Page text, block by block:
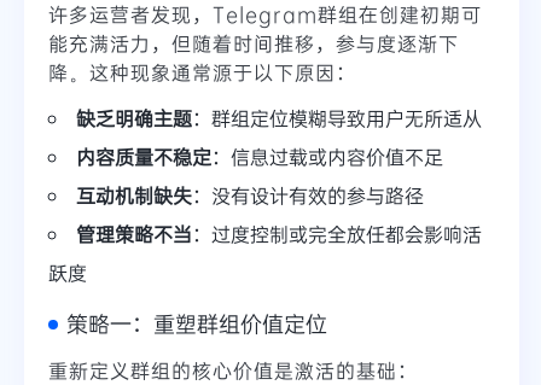
许多运营者发现，Telegram群组在创建初期可
能充满活力，但随着时间推移，参与度逐渐下
降。这种现象通常源于以下原因：
缺乏明确主题：群组定位模糊导致用户无所适从
内容质量不稳定：信息过载或内容价值不足
互动机制缺失：没有设计有效的参与路径
管理策略不当：过度控制或完全放任都会影响活
跃度
策略一：重塑群组价值定位
重新定义群组的核心价值是激活的基础：